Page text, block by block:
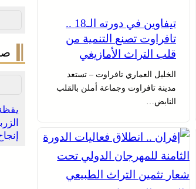
تيفاوين في دورته الـ18 ..
تافراوت تصنع التنمية من
قلب التراث الأمازيغي
الخليل العماري تافراوت – تستعد
مدينة تافراوت وجماعة أملن بالقلب
النابض…